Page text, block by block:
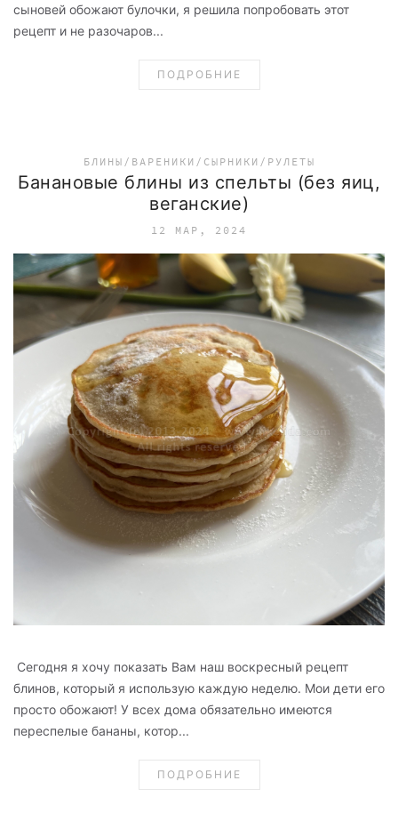
сыновей обожают булочки, я решила попробовать этот
рецепт и не разочаров...
ПОДРОБНИЕ
БЛИНЫ/ВАРЕНИКИ/СЫРНИКИ/РУЛЕТЫ
Банановые блины из спельты (без яиц,
веганские)
12 МАР, 2024
Сегодня я хочу показать Вам наш воскресный рецепт
блинов, который я использую каждую неделю. Мои дети его
просто обожают! У всех дома обязательно имеются
переспелые бананы, котор...
ПОДРОБНИЕ